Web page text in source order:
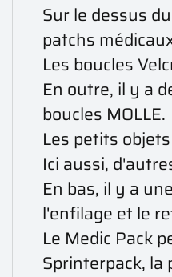
Sur le dessus
patchs
Les boucles
En outre, il y a
boucles MOLLE.
Les petits
Ici aussi,
En bas, il y a
l'enfilage et le
Le Medic Pack
Sprinterpack, la